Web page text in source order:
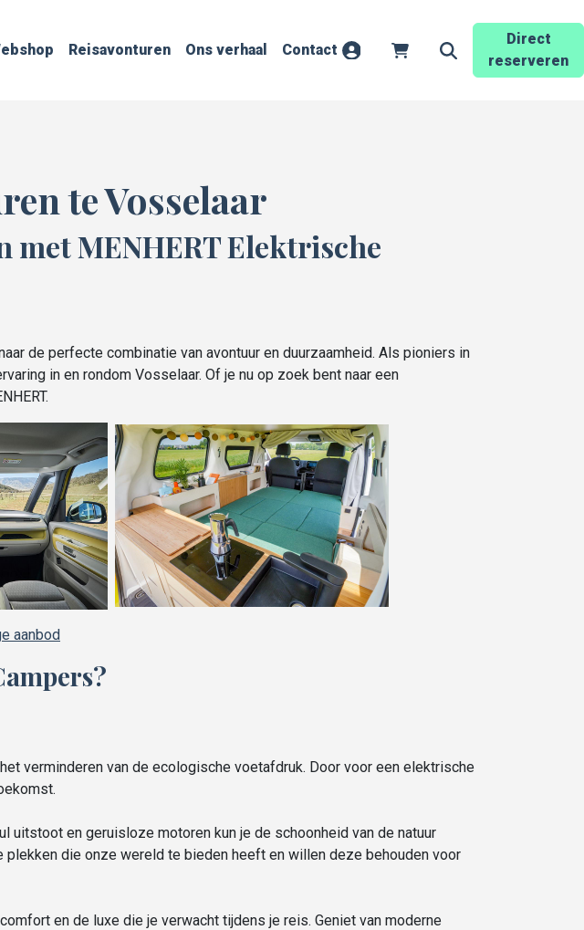
AccountWinkelwagen
Direct
reserveren
Zoekveld openen
Reisavonturen Ons verhaal Contact
te Vosselaar
met MENHERT Elektrische
de perfecte combinatie van avontuur en duurzaamheid. Als pioniers in
in en rondom Vosselaar. Of je nu op zoek bent naar een
aanbod
verminderen van de ecologische voetafdruk. Door voor een elektrische
uitstoot en geruisloze motoren kun je de schoonheid van de natuur
die onze wereld te bieden heeft en willen deze behouden voor
en de luxe die je verwacht tijdens je reis. Geniet van moderne